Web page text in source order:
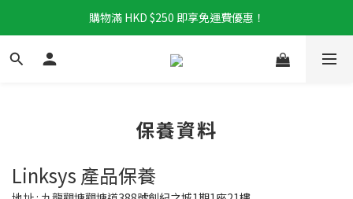
購物滿 HKD $250 即享免運費優惠！
保養資料
Linksys 產品保養